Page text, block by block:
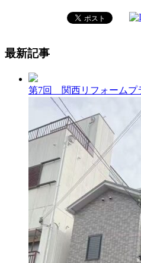
最新記事
第7回 関西リフォームプ